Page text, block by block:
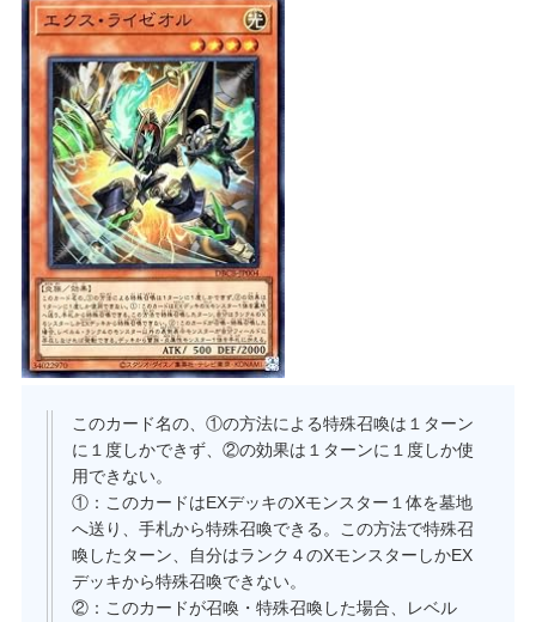
このカード名の、①の方法による特殊召喚は１ターン
に１度しかできず、②の効果は１ターンに１度しか使
用できない。
①：このカードはEXデッキのXモンスター１体を墓地
へ送り、手札から特殊召喚できる。この方法で特殊召
喚したターン、自分はランク４のXモンスターしかEX
デッキから特殊召喚できない。
②：このカードが召喚・特殊召喚した場合、レベル